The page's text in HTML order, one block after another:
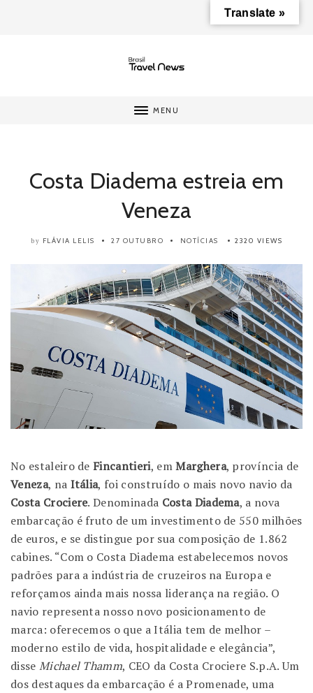
MENU
Costa Diadema estreia em
Veneza
by FLÁVIA LELIS 27 OUTUBRO NOTÍCIAS 2320 VIEWS
No estaleiro deFincantieri, emMarghera, província de
Veneza, na Itália, foi construído o mais novo navio da
Costa Crociere. Denominada Costa Diadema, a nova
embarcação é fruto de um investimento de 550 milhões
de euros, e se distingue por sua composição de 1.862
cabines. “Com o Costa Diadema estabelecemos novos
padrões para a indústria de cruzeiros na Europa e
reforçamos ainda mais nossa liderança na região. O
navio representa nosso novo posicionamento de
marca: oferecemos o que a Itália tem de melhor –
moderno estilo de vida, hospitalidade e elegância”,
disse Michael Thamm, CEO da Costa Crociere S.p.A. Um
dos destaques da embarcação é a Promenade, uma
Translate »